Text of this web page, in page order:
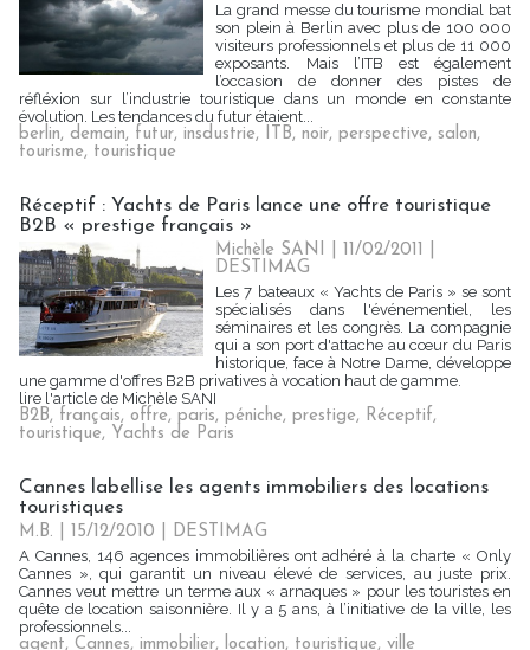
La grand messe du tourisme mondial bat
son plein à Berlin avec plus de 100 000
visiteurs professionnels et plus de 11 000
exposants. Mais l’ITB est également
l’occasion de donner des pistes de
réfléxion sur l’industrie touristique dans un monde en constante
évolution. Les tendances du futur étaient...
berlin, demain, futur, insdustrie, ITB, noir, perspective, salon,
tourisme, touristique
Réceptif : Yachts de Paris lance une offre touristique
B2B « prestige français »
Michèle SANI | 11/02/2011
DESTIMAG
Les 7 bateaux « Yachts de Paris » se sont
spécialisés dans l'événementiel, les
séminaires et les congrès. La compagnie
qui a son port d'attache au cœur du Paris
historique, face à Notre Dame, développe
une gamme d'offres B2B privatives à vocation haut de gamme.
lire l'article de Michèle SANI
B2B, français, offre, paris, péniche, prestige, Réceptif,
touristique, Yachts de Paris
Cannes labellise les agents immobiliers des locations
touristiques
M.B. | 15/12/2010
DESTIMAG
A Cannes, 146 agences immobilières ont adhéré à la charte « Only
Cannes », qui garantit un niveau élevé de services, au juste prix.
Cannes veut mettre un terme aux « arnaques » pour les touristes en
quête de location saisonnière. Il y a 5 ans, à l’initiative de la ville, les
professionnels...
agent, Cannes, immobilier, location, touristique, ville